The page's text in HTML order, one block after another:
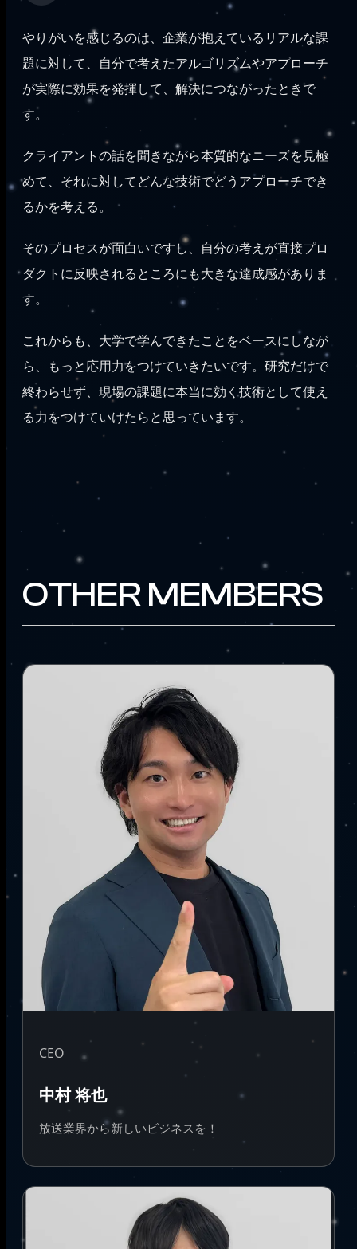
やりがいを感じるのは、企業が抱えているリアルな課
題に対して、自分で考えたアルゴリズムやアプローチ
が実際に効果を発揮して、解決につながったときで
す。
クライアントの話を聞きながら本質的なニーズを見極
めて、それに対してどんな技術でどうアプローチでき
るかを考える。
そのプロセスが面白いですし、自分の考えが直接プロ
ダクトに反映されるところにも大きな達成感がありま
す。
これからも、大学で学んできたことをベースにしなが
ら、もっと応用力をつけていきたいです。研究だけで
終わらせず、現場の課題に本当に効く技術として使え
る力をつけていけたらと思っています。
OTHER MEMBERS
CEO
中村 将也
放送業界から新しいビジネスを！